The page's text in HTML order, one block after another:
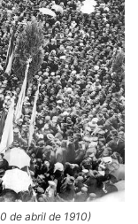
de abril de 1910)